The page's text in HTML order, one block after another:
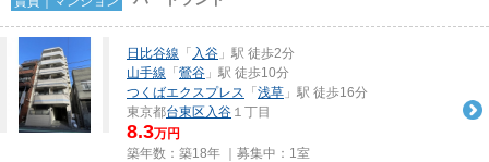
日比谷線 「 入谷 」駅 徒歩2分
山手線 「 鶯谷 」駅 徒歩10分
つくばエクスプレス 「 浅草 」駅 徒歩16分
東京都台東区 入谷 １丁目
8.3万円
築年数：築18年 ｜募集中： 1室